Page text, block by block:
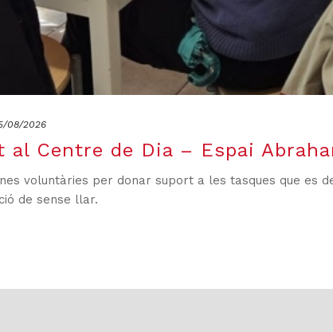
08/2026
al Centre de Dia – Espai
voluntàries per donar suport a les tasques que es
de sense llar.